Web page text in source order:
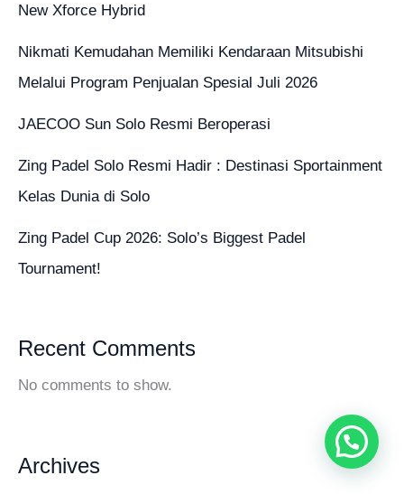
New Xforce Hybrid
Nikmati Kemudahan Memiliki Kendaraan Mitsubishi
Melalui Program Penjualan Spesial Juli 2026
JAECOO Sun Solo Resmi Beroperasi
Zing Padel Solo Resmi Hadir : Destinasi Sportainment
Kelas Dunia di Solo
Zing Padel Cup 2026: Solo’s Biggest Padel
Tournament!
Recent Comments
No comments to show.
Archives